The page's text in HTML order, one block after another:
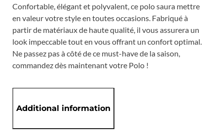
Confortable, élégant et polyvalent, ce polo saura mettre
en valeur votre style en toutes occasions. Fabriqué à
partir de matériaux de haute qualité, il vous assurera un
look impeccable tout en vous offrant un confort optimal.
Ne passez pas à côté de ce must-have de la saison,
commandez dès maintenant votre Polo !
Additional information